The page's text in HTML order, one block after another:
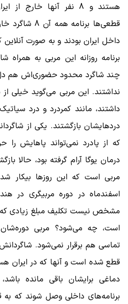
هستند و 8 نفر آنها خارج
قطعی‌ها برنامه
داخل ایران بودند و به صورت
برنامه روزانه این مربی به
چند شاگرد محدود حضوری‌اش هم
نداشتند. این مربی می‌گوید خیلی
داشتند، مانند کمردرد و درد
دردهایشان بازگشتند. یکی از
که از پادرد نمی‌تواند پاهایش را
درمان یوگا آرام گرفته بود، حالا
مربی است که این روزها بیکار
اسفندماه در دوره مربیگری در
مشخص نیست تکلیف مبلغ زیادی
است، چه می‌شود؟ مربی
تماسی هم برقرار نمی‌شود.
قطع شده است و آنها که در ایران
دماغی برایشان باقی مانده
برنامه‌های داخلی وصل شوند که